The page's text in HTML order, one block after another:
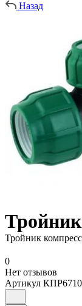
Назад
Тройник
0
Нет отзывов
Артикул КПР6710